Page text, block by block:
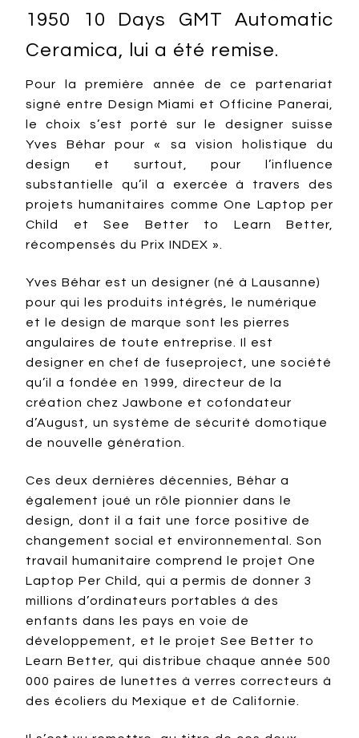
1950 10 Days GMT Automatic
Ceramica, lui a été remise.
Pour la première année de ce partenariat
signé entre Design Miami et Officine Panerai,
le choix s’est porté sur le designer suisse
Yves Béhar pour « sa vision holistique du
design et surtout, pour l’influence
substantielle qu’il a exercée à travers des
projets humanitaires comme One Laptop per
Child et See Better to Learn Better,
récompensés du Prix INDEX ».
Yves Béhar est un designer (né à Lausanne)
pour qui les produits intégrés, le numérique
et le design de marque sont les pierres
angulaires de toute entreprise. Il est
designer en chef de fuseproject, une société
qu’il a fondée en 1999, directeur de la
création chez Jawbone et cofondateur
d’August, un système de sécurité domotique
de nouvelle génération.
Ces deux dernières décennies, Béhar a
également joué un rôle pionnier dans le
design, dont il a fait une force positive de
changement social et environnemental. Son
travail humanitaire comprend le projet One
Laptop Per Child, qui a permis de donner 3
millions d’ordinateurs portables à des
enfants dans les pays en voie de
développement, et le projet See Better to
Learn Better, qui distribue chaque année 500
000 paires de lunettes à verres correcteurs à
des écoliers du Mexique et de Californie.